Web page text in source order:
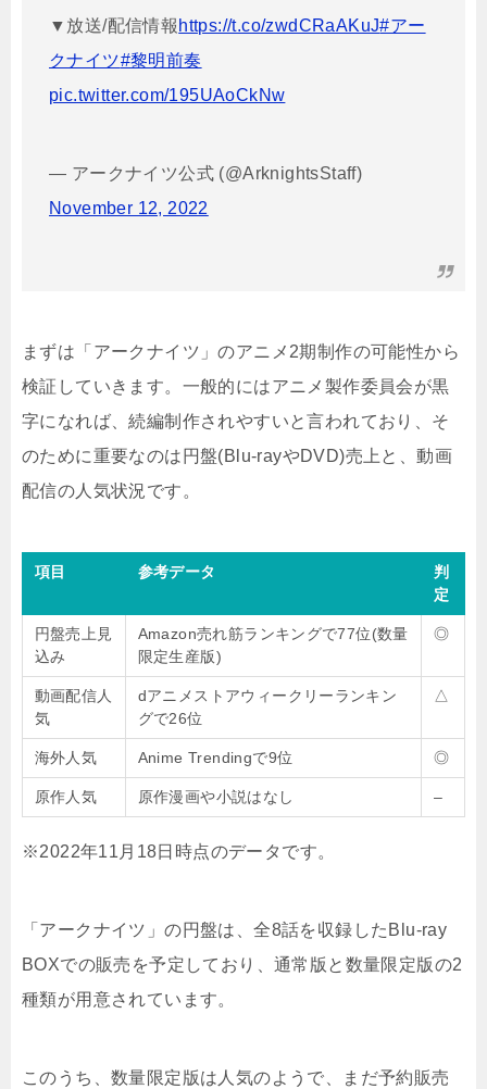
▼放送/配信情報 https://t.co/zwdCRaAKuJ#アー
クナイツ#黎明前奏
pic.twitter.com/195UAoCkNw
— アークナイツ公式 (@ArknightsStaff)
November 12, 2022
まずは「アークナイツ」のアニメ2期制作の可能性から
検証していきます。一般的にはアニメ製作委員会が黒
字になれば、続編制作されやすいと言われており、そ
のために重要なのは円盤(Blu-rayやDVD)売上と、動画
配信の人気状況です。
項目 参考データ
判
定
円盤売上見
込み
Amazon売れ筋ランキングで77位(数量
限定生産版)
◎
動画配信人
気
dアニメストアウィークリーランキン
グで26位
△
海外人気 Anime Trendingで9位 ◎
原作人気 原作漫画や小説はなし –
※2022年11月18日時点のデータです。
「アークナイツ」の円盤は、全8話を収録したBlu-ray
BOXでの販売を予定しており、通常版と数量限定版の2
種類が用意されています。
このうち、数量限定版は人気のようで、まだ予約販売